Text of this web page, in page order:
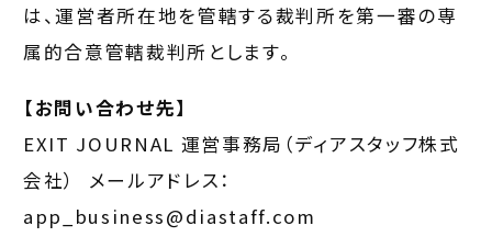
は、運営者所在地を管轄する裁判所を第一審の専
属的合意管轄裁判所とします。
【お問い合わせ先】
EXIT JOURNAL 運営事務局（ディアスタッフ株式
会社） メールアドレス：
app_business@diastaff.com